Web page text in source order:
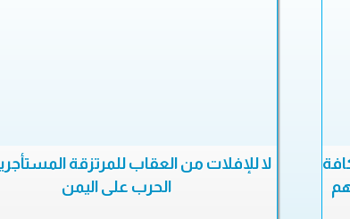
لا للإفلات من العقاب للمرتزقة
الحرب على اليمن